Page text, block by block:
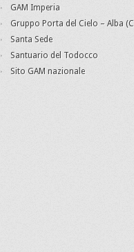
GAM Imperia
Gruppo Porta del Cielo – Alba
Santa Sede
Santuario del Todocco
Sito GAM nazionale